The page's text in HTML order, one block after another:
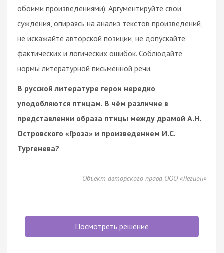
обоими произведениями). Аргументируйте свои
суждения, опираясь на анализ текстов произведений,
не искажайте авторской позиции, не допускайте
фактических и логических ошибок. Соблюдайте
нормы литературной письменной речи.
В русской литературе герои нередко
уподобляются птицам. В чём различие в
представлении образа птицы между драмой А.Н.
Островского «Гроза» и произведением И.С.
Тургенева?
Объект авторского права ООО «Легион»
Посмотреть решение